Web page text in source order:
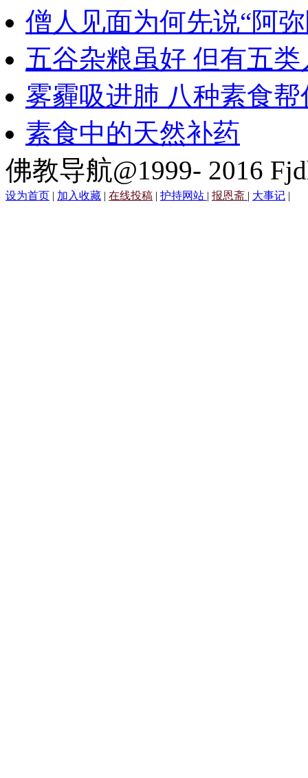
僧人见面为何先说“阿
五谷杂粮虽好 但有五
雾霾吸进肺 八种素食帮
素食中的天然补药
佛教导航@1999- 2016
设为首页 | 加入收藏 | 在线投稿 | 护持网站 | 报恩斋 | 大事记 |